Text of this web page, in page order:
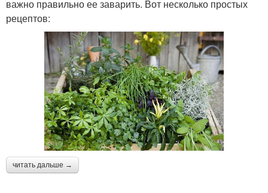
важно правильно ее заварить. Вот несколько простых
рецептов:
читать дальше →